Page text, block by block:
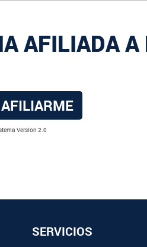
AFILIADA
Versíon 2.0
SERVICIOS